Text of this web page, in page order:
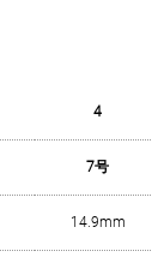
4
7号
14.9mm